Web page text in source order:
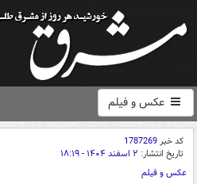
عکس و فیلم
کد خبر1787269
تاریخ انتشار: ۲ اسفند ۱۴۰۴ - ۱۸:۱۹
عکس و فیلم